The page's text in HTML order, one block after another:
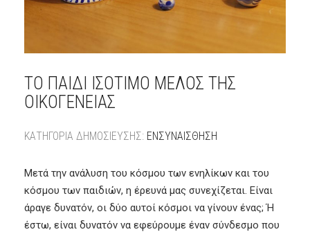
ΤΟ ΠΑΙΔΊ ΙΣΌΤΙΜΟ ΜΈΛΟΣ ΤΗΣ
ΟΙΚΟΓΈΝΕΙΑΣ
ΚΑΤΗΓΟΡΊΑ ΔΗΜΟΣΊΕΥΣΗΣ: ΕΝΣΥΝΑΊΣΘΗΣΗ
Μετά την ανάλυση του κόσμου των ενηλίκων και του
κόσμου των παιδιών, η έρευνά μας συνεχίζεται. Είναι
άραγε δυνατόν, οι δύο αυτοί κόσμοι να γίνουν ένας; Ή
έστω, είναι δυνατόν να εφεύρουμε έναν σύνδεσμο που